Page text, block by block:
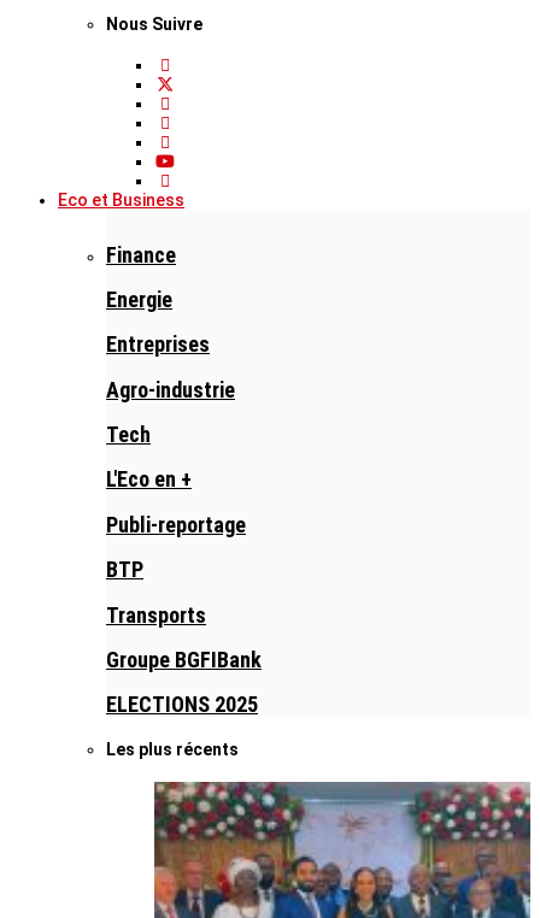
Nous Suivre
Eco et Business
Finance
Energie
Entreprises
Agro-industrie
Tech
L'Eco en +
Publi-reportage
BTP
Transports
Groupe BGFIBank
ELECTIONS 2025
Les plus récents